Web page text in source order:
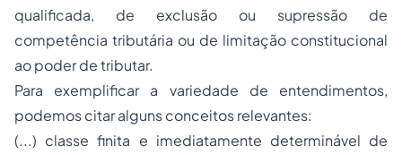
qualificada, de exclusão ou supressão de
competência tributária ou de limitação constitucional
ao poder de tributar.
Para exemplificar a variedade de entendimentos,
podemos citar alguns conceitos relevantes:
(...) classe finita e imediatamente determinável de